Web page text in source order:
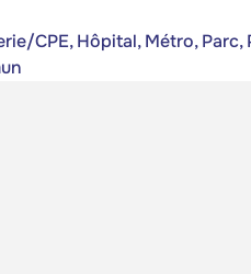
CPE, Hôpital, Métro,